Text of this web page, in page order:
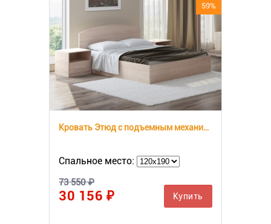
59%
Кровать Этюд с подъемным механизмом
Спальное место:
73 550 ₽
30 156 ₽ Купить